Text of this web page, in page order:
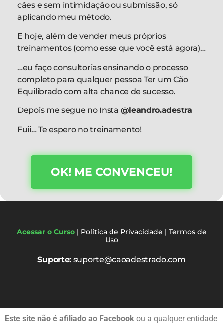
cães e sem intimidação ou submissão, só
aplicando meu método.
E hoje, além de vender meus próprios
treinamentos (como esse que você está agora)…
…eu faço consultorias ensinando o processo
completo para qualquer pessoa Ter um Cão
Equilibradocom alta chance de sucesso.
Depois me segue no Insta @leandro.adestra
Fuii… Te espero no treinamento!
OK! ME CONVENCEU!
Acessar o Curso| Política de Privacidade | Termos de
Uso
Suporte: suporte@caoadestrado.com
Este site não é afiliado ao Facebook ou a qualquer entidade